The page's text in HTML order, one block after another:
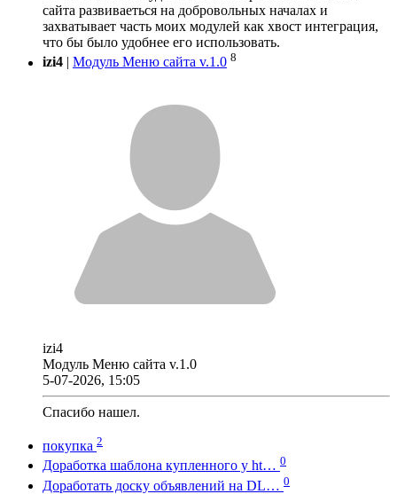
сайта развиваеться на добровольных началах и
захватывает часть моих модулей как хвост интеграция,
что бы было удобнее его использовать.
izi4
Модуль Меню сайта v.1.0 8
izi4
Модуль Меню сайта v.1.0
5-07-2026, 15:05
Спасибо нашел.
покупка 2
Доработка шаблона купленного у ht… 0
Доработать доску объявлений на DL… 0